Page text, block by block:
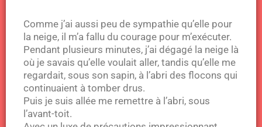
Comme j’ai aussi peu de sympathie qu’elle pour
la neige, il m’a fallu du courage pour m’exécuter.
Pendant plusieurs minutes, j’ai dégagé la neige là
où je savais qu’elle voulait aller, tandis qu’elle me
regardait, sous son sapin, à l’abri des flocons qui
continuaient à tomber drus.
Puis je suis allée me remettre à l’abri, sous
l’avant-toit.